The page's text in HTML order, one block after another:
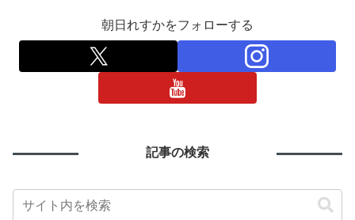
朝日れすかをフォローする
記事の検索